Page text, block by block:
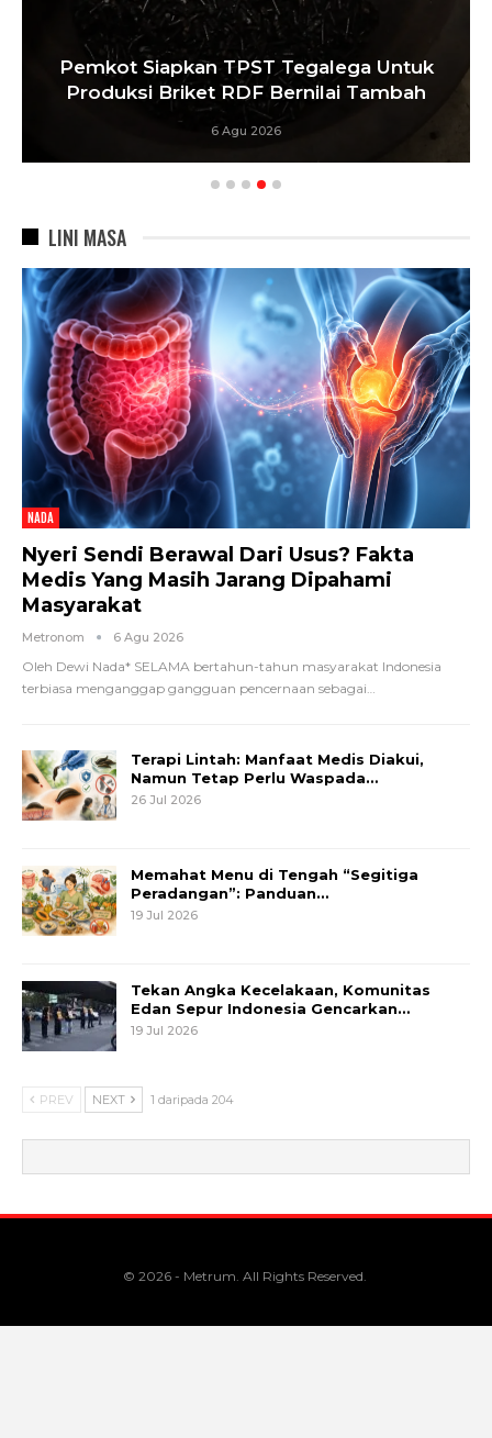
Pemkot Siapkan TPST Tegalega Untuk
Produksi Briket RDF Bernilai Tambah
6 Agu 2026
LINI MASA
NADA
Nyeri Sendi Berawal Dari Usus? Fakta
Medis Yang Masih Jarang Dipahami
Masyarakat
Metronom 6 Agu 2026
Oleh Dewi Nada* SELAMA bertahun-tahun masyarakat Indonesia
terbiasa menganggap gangguan pencernaan sebagai…
Terapi Lintah: Manfaat Medis Diakui,
Namun Tetap Perlu Waspada…
26 Jul 2026
Memahat Menu di Tengah “Segitiga
Peradangan”: Panduan…
19 Jul 2026
Tekan Angka Kecelakaan, Komunitas
Edan Sepur Indonesia Gencarkan…
19 Jul 2026
PREV NEXT 1 daripada 204
© 2026 - Metrum. All Rights Reserved.